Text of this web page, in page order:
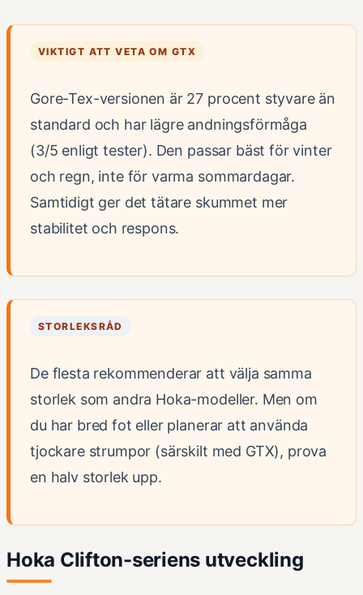
VIKTIGT ATT VETA OM GTX
Gore-Tex-versionen är 27 procent styvare än
standard och har lägre andningsförmåga
(3/5 enligt tester). Den passar bäst för vinter
och regn, inte för varma sommardagar.
Samtidigt ger det tätare skummet mer
stabilitet och respons.
STORLEKSRÅD
De flesta rekommenderar att välja samma
storlek som andra Hoka-modeller. Men om
du har bred fot eller planerar att använda
tjockare strumpor (särskilt med GTX), prova
en halv storlek upp.
Hoka Clifton-seriens utveckling